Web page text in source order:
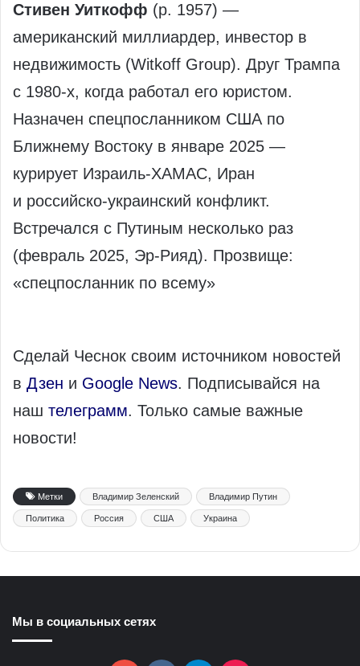
Стивен Уиткофф (р. 1957) —
американский миллиардер, инвестор в
недвижимость (Witkoff Group). Друг Трампа
с 1980-х, когда работал его юристом.
Назначен спецпосланником США по
Ближнему Востоку в январе 2025 —
курирует Израиль-ХАМАС, Иран
и российско-украинский конфликт.
Встречался с Путиным несколько раз
(февраль 2025, Эр-Рияд). Прозвище:
«спецпосланник по всему»
Сделай Чеснок своим источником новостей
в Дзен и Google News. Подписывайся на
наш телеграмм. Только самые важные
новости!
Метки Владимир Зеленский Владимир Путин
Политика Россия США Украина
Мы в социальных сетях